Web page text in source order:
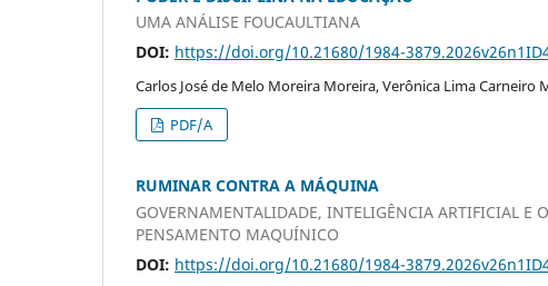
UMA ANÁLISE FOUCAULTIANA
DOI: https://doi.org/10.21680/1984-
Carlos José de Melo Moreira Moreira, Verônica Lima Carneiro
PDF/A
RUMINAR CONTRA A MÁQUINA
GOVERNAMENTALIDADE, INTELIGÊNCIA ARTIFICIAL E
PENSAMENTO MAQUÍNICO
DOI: https://doi.org/10.21680/1984-